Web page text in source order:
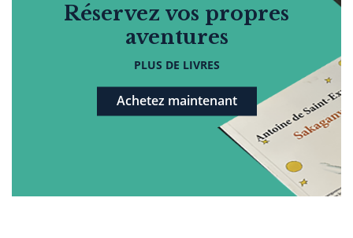
Réservez vos propres
aventures
PLUS DE LIVRES
Achetez maintenant